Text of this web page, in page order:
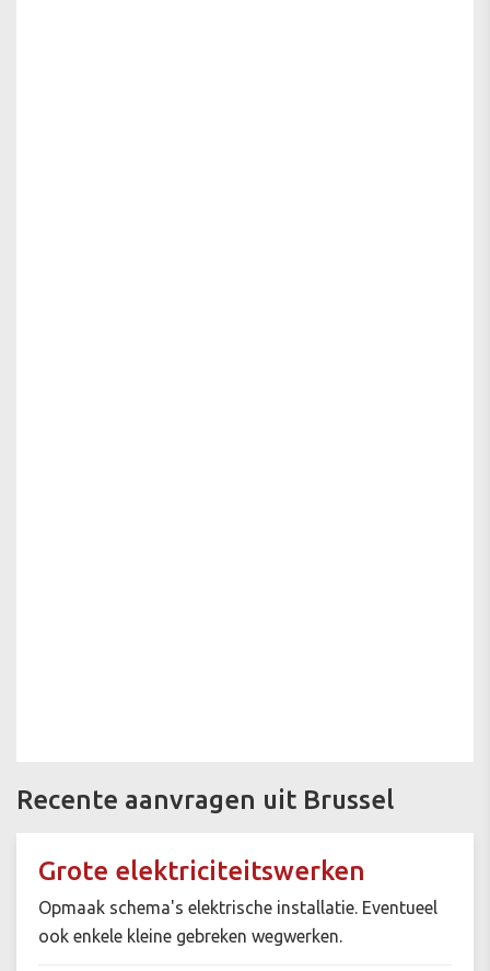
Recente aanvragen uit Brussel
Grote elektriciteitswerken
Opmaak schema's elektrische installatie. Eventueel
ook enkele kleine gebreken wegwerken.